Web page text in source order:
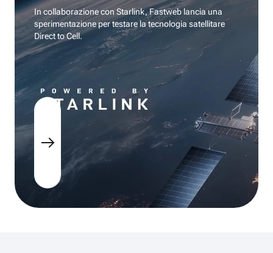
In collaborazione con Starlink, Fastweb lancia una
sperimentazione per testare la tecnologia satellitare
Direct to Cell.